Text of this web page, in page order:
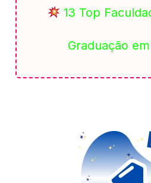
13 Top
Graduação